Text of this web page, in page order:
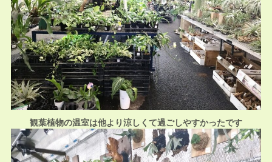
観葉植物の温室は他より涼しくて過ごしやすかったです